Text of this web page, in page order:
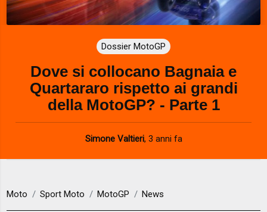
Dossier MotoGP
Dove si collocano Bagnaia e
Quartararo rispetto ai grandi
della MotoGP? - Parte 1
Simone Valtieri, 3 anni fa
Moto Sport Moto MotoGP News